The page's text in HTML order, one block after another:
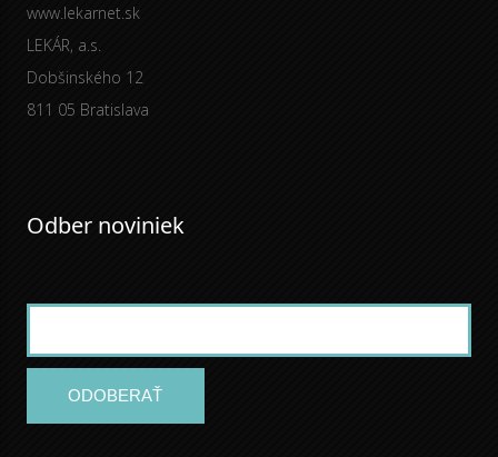
www.lekarnet.sk
LEKÁR, a.s.
Dobšinského 12
811 05 Bratislava
Odber noviniek
ODOBERAŤ